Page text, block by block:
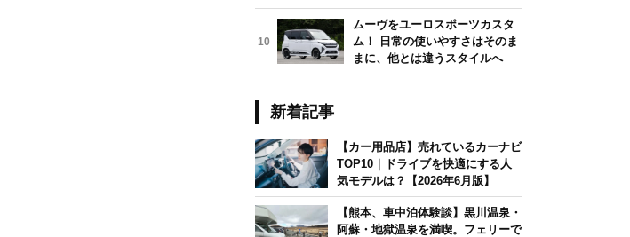
動体験
10
ムーヴをユーロスポーツカスタ
ム！ 日常の使いやすさはそのま
まに、他とは違うスタイルへ
新着記事
【カー用品店】売れているカーナビ
TOP10｜ドライブを快適にする人
気モデルは？【2026年6月版】
【熊本、車中泊体験談】黒川温泉・
阿蘇・地獄温泉を満喫。フェリーで